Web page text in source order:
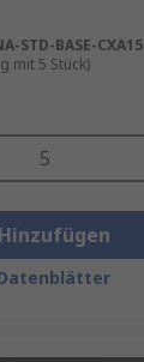
STD-BASE-CXA15
mit 5 Stück)
Hinzufügen